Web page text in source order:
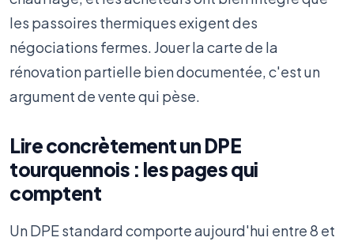
les passoires thermiques exigent des
négociations fermes. Jouer la carte de la
rénovation partielle bien documentée, c'est un
argument de vente qui pèse.
Lire concrètement un DPE
tourquennois : les pages qui
comptent
Un DPE standard comporte aujourd'hui entre 8 et